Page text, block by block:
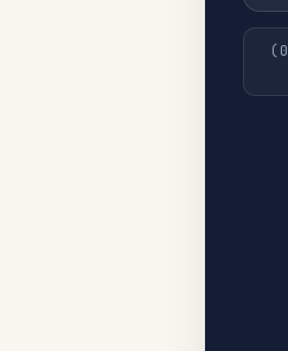
نسبة النقر المستهدفة = 1.0% × (1 + 11 × 0.50 × 0.40)